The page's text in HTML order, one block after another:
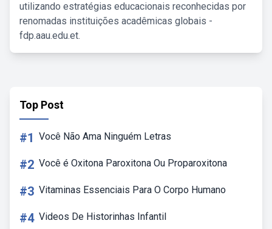
utilizando estratégias educacionais reconhecidas por
renomadas instituições acadêmicas globais -
fdp.aau.edu.et.
Top Post
#1 Você Não Ama Ninguém Letras
#2 Você é Oxitona Paroxitona Ou Proparoxitona
#3 Vitaminas Essenciais Para O Corpo Humano
#4 Videos De Historinhas Infantil